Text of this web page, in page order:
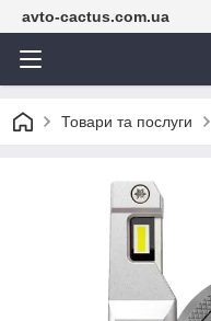
avto-cactus.com.ua
Товари та послуги